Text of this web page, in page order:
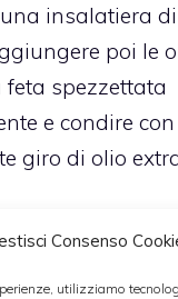
Consenso
utilizziamo
insalatiera
poi le
feta spezzettata
e condire
giro di olio